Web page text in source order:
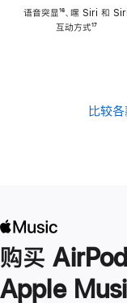
语音突显脚
注
¹⁶、嘿 Siri 和 Siri
互动方式脚
¹⁷
比较
购买
Apple